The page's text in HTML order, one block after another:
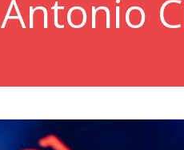
Antonio